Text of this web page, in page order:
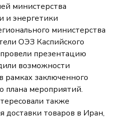
министерства
и энергетики
министерства
ОЭЗ Каспийского
презентацию
возможности
рамках заключенного
плана мероприятий.
также
доставки товаров в Иран,